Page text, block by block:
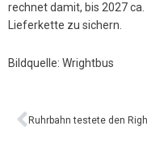
rechnet damit, bis 2027
Lieferkette zu sichern.
Bildquelle: Wrightbus